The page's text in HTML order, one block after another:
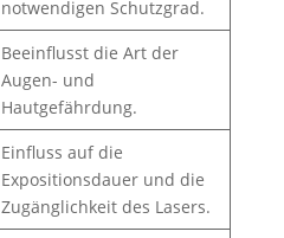
notwendigen Schutzgrad.
Beeinflusst die Art der
Augen- und
Hautgefährdung.
Einfluss auf die
Expositionsdauer und die
Zugänglichkeit des Lasers.